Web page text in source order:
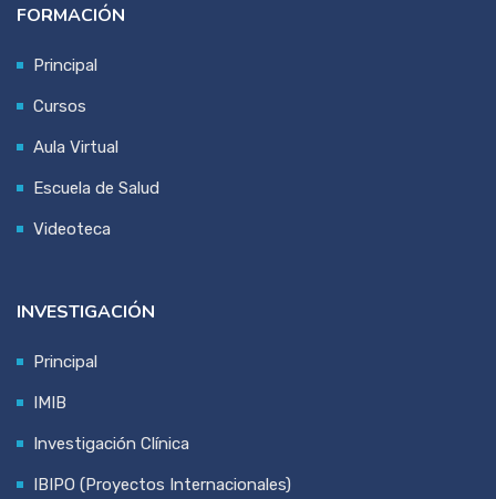
FORMACIÓN
Principal
Cursos
Aula Virtual
Escuela de Salud
Videoteca
INVESTIGACIÓN
Principal
IMIB
Investigación Clínica
IBIPO (Proyectos Internacionales)